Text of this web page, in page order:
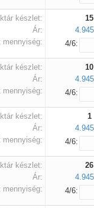
készlet:
Ár:
mennyiség:
15
4/6:
készlet:
Ár:
mennyiség:
10
4/6:
készlet:
Ár:
mennyiség:
1
4/6:
készlet:
Ár:
mennyiség:
26
4/6: